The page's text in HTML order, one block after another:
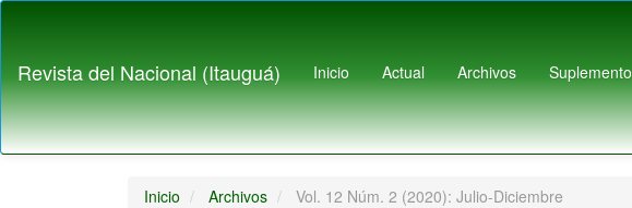
principal
Barra
lateral
Revista del Nacional (Itauguá) Inicio Actual Archivos Suplemento
Inicio Archivos Vol. 12 Núm. 2 (2020): Julio-Diciembre